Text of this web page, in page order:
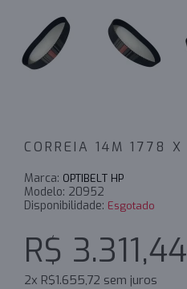
Marca: OPTIBELT HP
Modelo: 20952
Disponibilidade: Esgotado
R$ 3.311,44
2x R$1.655,72 sem juros